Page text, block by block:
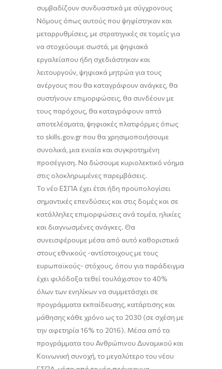
συμβαδίζουν συνδυαστικά με σύγχρονους
Νόμους όπως αυτούς που ψηφίστηκαν και
μεταρρυθμίσεις, με στρατηγικές σε τομείς για
να στοχεύουμε σωστά, με ψηφιακά
εργαλείαπου ήδη σχεδιάστηκαν και
λειτουργούν, ψηφιακά μητρώα για τους
ανέργους που θα καταγράφουν ανάγκες, θα
συστήνουν επιμορφώσεις, θα συνδέουν με
τουςπαρόχους, θα καταγράφουν απτά
αποτελέσματα, ψηφιακές πλατφόρμες όπως
το skills.gov.gr που θα χρησιμοποιήσουμε
συνολικά, μια ενιαία και συγκροτημένη
προσέγγιση. Να δώσουμε κυριολεκτικό νόημα
στις ολοκληρωμένες παρεμβάσεις.
Το νέο ΕΣΠΑ έχει έτσι ήδη προϋπολογίσει
σημαντικές επενδύσεις και στις δομές και σε
κατάλληλες επιμορφώσεις ανά τομέα, ηλικίες
και διαγνωσμένες ανάγκες. Θα
συνεισφέρουμε μέσα από αυτό καθοριστικά
στους εθνικούς -αντίστοιχους με τους
ευρωπαϊκούς- στόχους, όπου για παράδειγμα
έχει φιλόδοξα τεθεί τουλάχιστον το 40%
όλων των ενηλίκων να συμμετάσχει σε
προγράμματα εκπαίδευσης, κατάρτισης και
μάθησης κάθε χρόνο ως το 2030 (σε σχέση με
την αφετηρία 16% το 2016). Μέσα από τα
προγράμματα του Ανθρώπινου Δυναμικού και
Κοινωνική συνοχή, το μεγαλύτερο του νέου